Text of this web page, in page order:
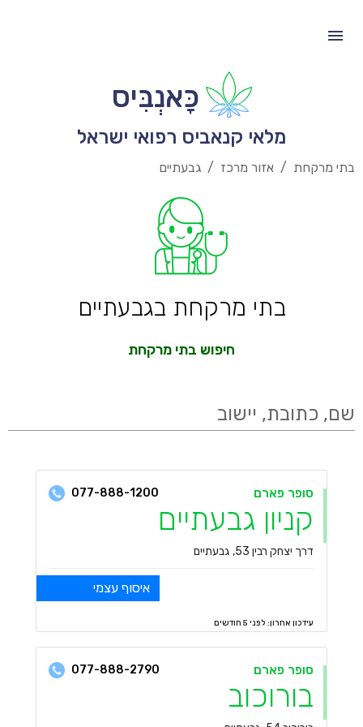
כָּאנְבִּיס
מלאי קנאביס רפואי ישראל
בתי מרקחת / אזור מרכז / גבעתיים
בתי מרקחת בגבעתיים
חיפוש בתי מרקחת
שם, כתובת, יישוב
סופר פארם
קניון גבעתיים
דרך יצחק רבין 53, גבעתיים
איסוף עצמי
עידכון אחרון: לפני 5 חודשים
077-888-1200
סופר פארם
בורוכוב
077-888-2790